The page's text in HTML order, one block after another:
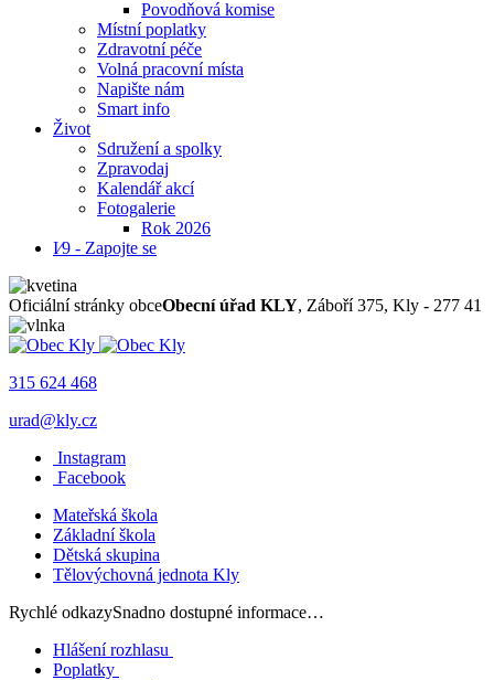
Povodňová komise
Místní poplatky
Zdravotní péče
Volná pracovní místa
Napište nám
Smart info
Život
Sdružení a spolky
Zpravodaj
Kalendář akcí
Fotogalerie
Rok 2026
I⁄9 - Zapojte se
Oficiální stránky obceObecní úřad KLY, Záboří 375, Kly - 277 41
315 624 468
urad@kly.cz
Instagram
Facebook
Mateřská škola
Základní škola
Dětská skupina
Tělovýchovná jednota Kly
Rychlé odkazySnadno dostupné informace…
Hlášení rozhlasu
Poplatky